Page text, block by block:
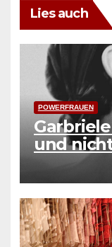
Lies auch
POWERFRAUEN
und